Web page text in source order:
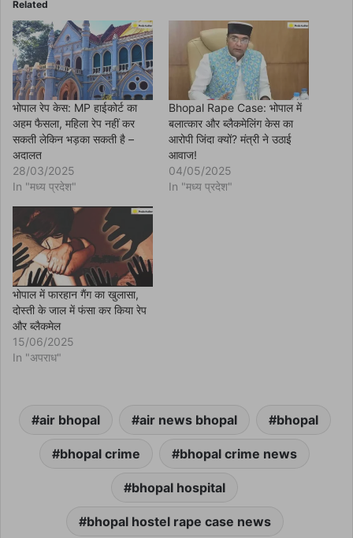
o
k
(
O
p
e
n
s
n
n
e
w
w
i
n
d
o
)
Related
भोपाल रेप केस: MP हाईकोर्ट का
अहम फैसला, महिला रेप नहीं कर
सकती लेकिन भड़का सकती है –
अदालत
28/03/2025
In "मध्य प्रदेश"
Bhopal Rape Case: भोपाल में
बलात्कार और ब्लैकमेलिंग केस का
आरोपी जिंदा क्यों? मंत्री ने उठाई
आवाज!
04/05/2025
In "मध्य प्रदेश"
भोपाल में फारहान गैंग का खुलासा,
दोस्ती के जाल में फंसा कर किया रेप
और ब्लैकमेल
15/06/2025
In "अपराध"
air bhopal air news bhopal bhopal
bhopal crime bhopal crime news
bhopal hospital
bhopal hostel rape case news